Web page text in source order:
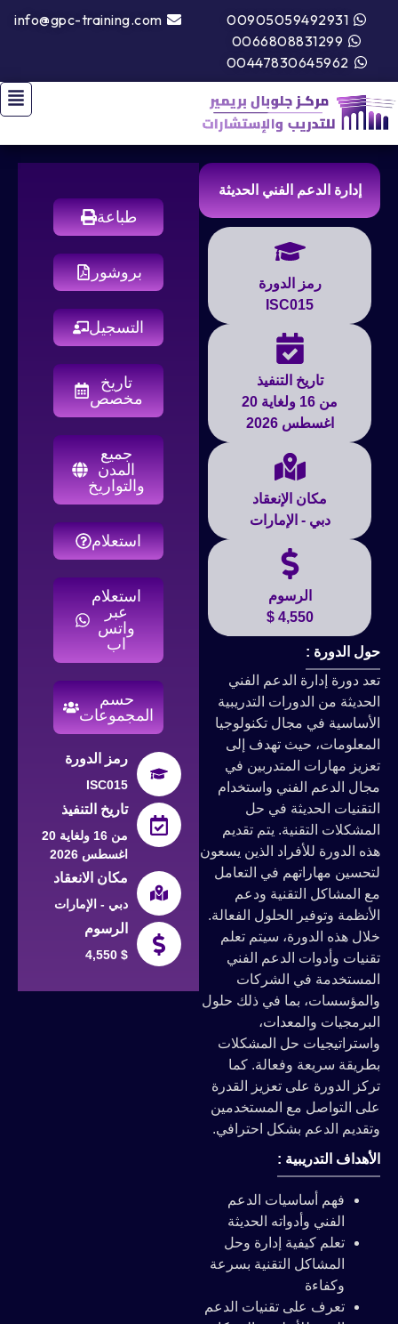
00905059492931
0066808831299
00447830645962
info@gpc-training.com
إدارة الدعم الفني الحديثة
رمز الدورة
ISC015
تاريخ التنفيذ
من 16 ولغاية 20
اغسطس 2026
مكان الإنعقاد
دبي - الإمارات
الرسوم
4,550 $
حول الدورة :
تعد دورة إدارة الدعم الفني
الحديثة من الدورات التدريبية
الأساسية في مجال تكنولوجيا
المعلومات، حيث تهدف إلى
تعزيز مهارات المتدربين في
مجال الدعم الفني واستخدام
التقنيات الحديثة في حل
المشكلات التقنية. يتم تقديم
هذه الدورة للأفراد الذين يسعون
لتحسين مهاراتهم في التعامل
مع المشاكل التقنية ودعم
الأنظمة وتوفير الحلول الفعالة.
خلال هذه الدورة، سيتم تعلم
تقنيات وأدوات الدعم الفني
المستخدمة في الشركات
والمؤسسات، بما في ذلك حلول
البرمجيات والمعدات،
واستراتيجيات حل المشكلات
بطريقة سريعة وفعالة. كما
تركز الدورة على تعزيز القدرة
على التواصل مع المستخدمين
وتقديم الدعم بشكل احترافي.
الأهداف التدريبية :
فهم أساسيات الدعم
الفني وأدواته الحديثة
تعلم كيفية إدارة وحل
المشاكل التقنية بسرعة
وكفاءة
تعرف على تقنيات الدعم
طباعة
بروشور
التسجيل
تاريخ
مخصص
جميع
المدن
والتواريخ
استعلام
استعلام
عبر
واتس
اب
حسم
المجموعات
رمز الدورة
ISC015
تاريخ التنفيذ
من 16 ولغاية 20
اغسطس 2026
مكان الانعقاد
دبي - الإمارات
الرسوم
4,550 $